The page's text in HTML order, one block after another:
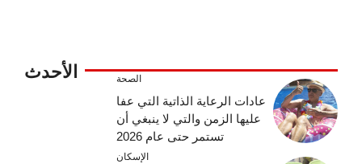
الأحدث الصحة
عادات الرعاية الذاتية التي عفا
عليها الزمن والتي لا ينبغي أن
تستمر حتى عام 2026
الإسكان